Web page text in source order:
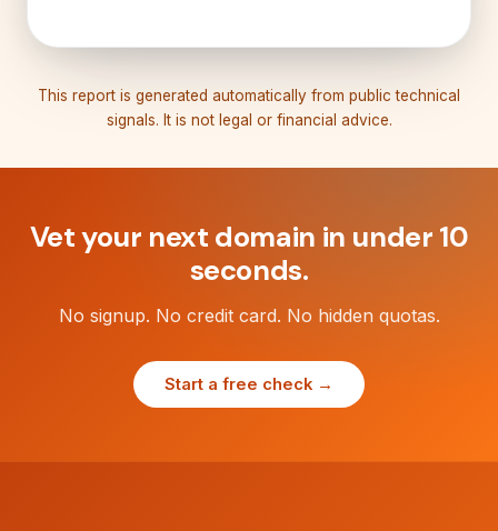
This report is generated automatically from public technical
signals. It is not legal or financial advice.
Vet your next domain in under 10
seconds.
No signup. No credit card. No hidden quotas.
Start a free check →